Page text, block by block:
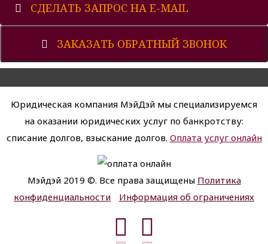
СДЕЛАТЬ ЗАПРОС НА E-MAIL
ЗАКАЗАТЬ ОБРАТНЫЙ ЗВОНОК
Юридическая компания МэйДэй мы специализируемся
на оказании юридических услуг по банкротству:
списание долгов, взыскание долгов. Оплата услуг онлайн
Мэйдэй 2019 ©. Все права защищены Политика
конфиденциальности
Информация об ограничениях